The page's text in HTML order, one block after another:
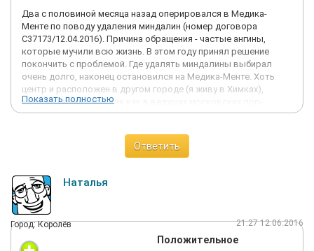
Два с половиной месяца назад оперировался в Медика-
Менте по поводу удаления миндалин (номер договора
С37173/12.04.2016). Причина обращения - частые ангины,
которые мучили всю жизнь. В этом году принял решение
покончить с проблемой. Где удалять миндалины выбирал
очень долго, наконец остановился на Медика-Менте. Хоть
центр и расположен в другом городе (я живу в Химках),
выбрал именно его, так как в ведущих московских лор-
институтах об операциях коблатором даже не слышали.
детьми - подумал, что уж если здесь преимущественно детям
удаляют миндалины, то специалисты в медцентре должны
Шаповалов Денис Владимирович. Поразило отношение
персонала к пациентам, комфортные палаты, домашняя
обстановка центра. Наркоз был потрясающий: мягкое
погружение в сон - мягкий выход без каких-либо последствий.
После операции боль в горле была, но терпимая. Мне есть с
чем сравнивать: недавно жене друга вырезали гланды
Показать полностью
Ответить
Наталья
Город: Королёв 21:27 12.06.2016
Положительное